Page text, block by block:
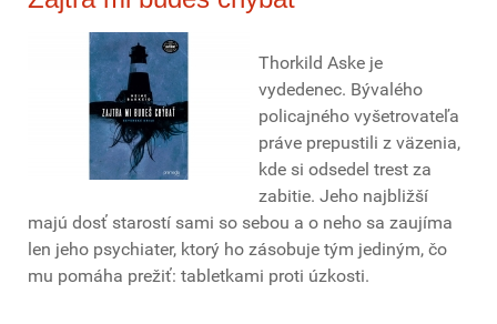
Thorkild Aske je
vydedenec. Bývalého
policajného vyšetrovateľa
práve prepustili z väzenia,
kde si odsedel trest za
zabitie. Jeho najbližší
majú dosť starostí sami so sebou a o neho sa zaujíma
len jeho psychiater, ktorý ho zásobuje tým jediným, čo
mu pomáha prežiť: tabletkami proti úzkosti.